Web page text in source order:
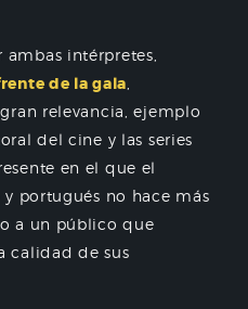
intérpretes,
de la gala
relevancia, ejemplo
del cine y las series
en el que el
portugués no hace más
a un público que
calidad de sus